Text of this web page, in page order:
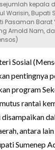
kepala
Warisin, Bupati
Pasaman Barat
Arnold Nam,
Sosial
pentingnya
program
rantai
antara
Sumenep